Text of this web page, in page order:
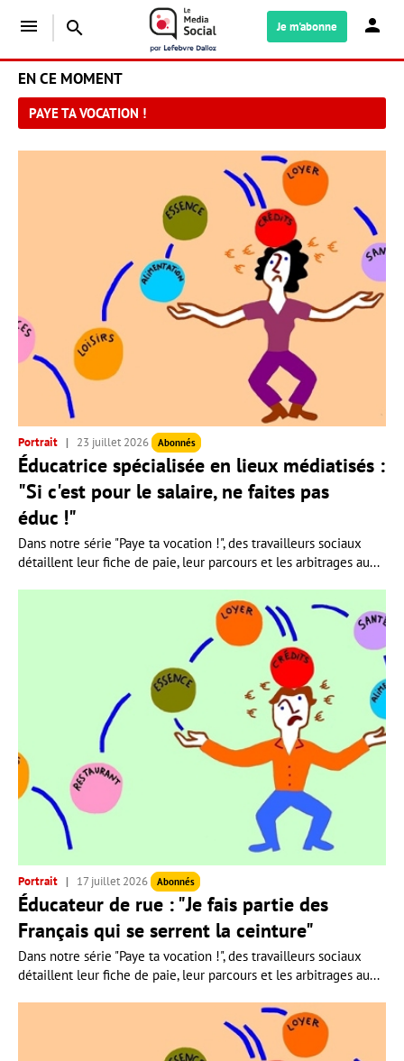
menu search Je m'abonne
EN CE MOMENT
PAYE TA VOCATION !
Portrait 23 juillet 2026 Abonnés
Éducatrice spécialisée en lieux médiatisés :
"Si c'est pour le salaire, ne faites pas
éduc !"
Dans notre série "Paye ta vocation !", des travailleurs sociaux
détaillent leur fiche de paie, leur parcours et les arbitrages au...
Portrait 17 juillet 2026 Abonnés
Éducateur de rue : "Je fais partie des
Français qui se serrent la ceinture"
Dans notre série "Paye ta vocation !", des travailleurs sociaux
détaillent leur fiche de paie, leur parcours et les arbitrages au...